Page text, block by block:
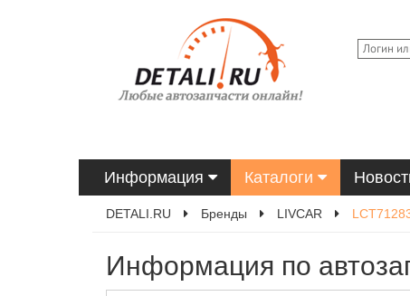
Информация Каталоги
DETALI.RU Бренды LIVCAR
Информация по